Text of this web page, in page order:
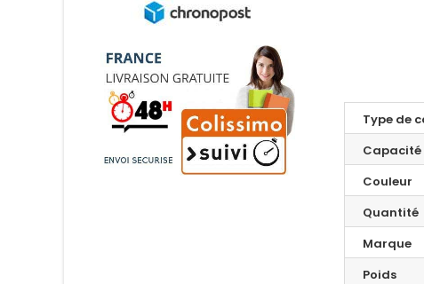
Type de
Capacité
Couleur
Quantité
Marque
Poids